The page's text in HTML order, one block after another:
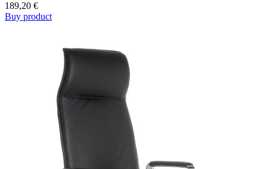
189,20 €
Buy product